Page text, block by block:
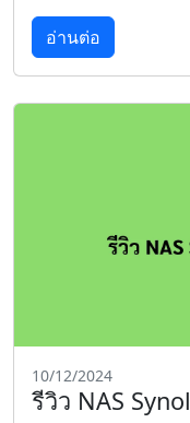
อ่านต่อ
10/12/2024
รีวิว NAS